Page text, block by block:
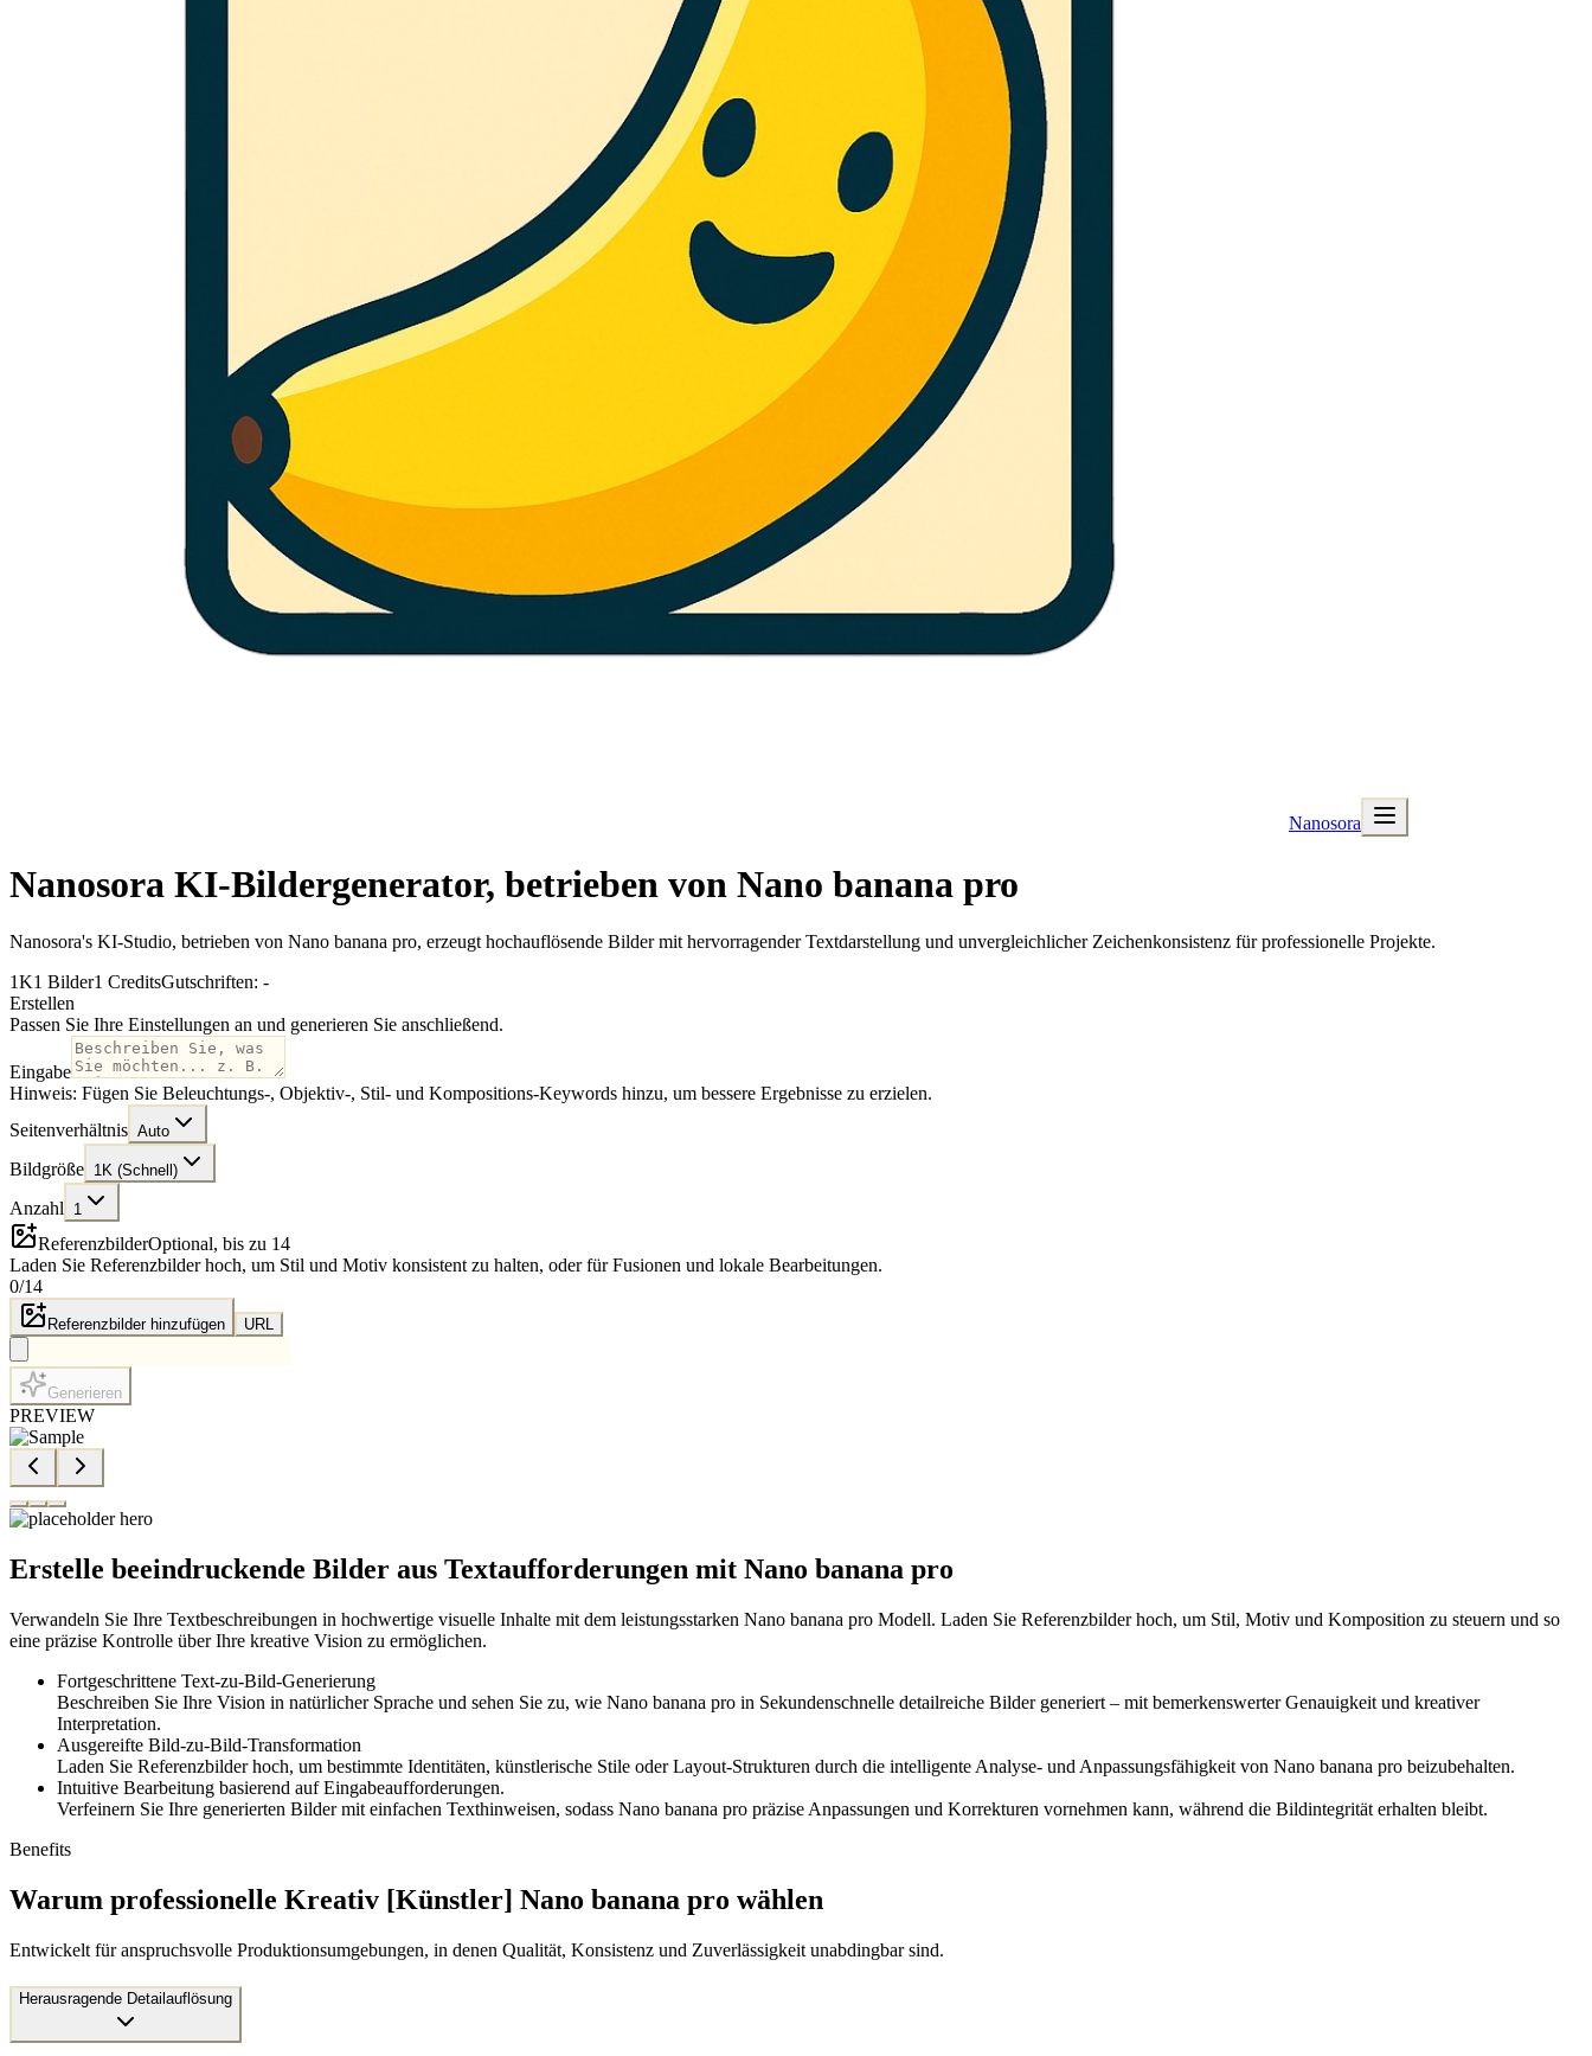
Nanosora
Nanosora KI-Bildergenerator, betrieben von Nano banana pro
Nanosora's KI-Studio, betrieben von Nano banana pro, erzeugt hochauflösende Bilder mit hervorragender Textdarstellung und unvergleichlicher Zeichenkonsistenz für professionelle Projekte.
1K1 Bilder1 CreditsGutschriften: -
Erstellen
Passen Sie Ihre Einstellungen an und generieren Sie anschließend.
Eingabe
Hinweis: Fügen Sie Beleuchtungs-, Objektiv-, Stil- und Kompositions-Keywords hinzu, um bessere Ergebnisse zu erzielen.
Seitenverhältnis Auto
Bildgröße 1K (Schnell)
Anzahl 1
ReferenzbilderOptional, bis zu 14
Laden Sie Referenzbilder hoch, um Stil und Motiv konsistent zu halten, oder für Fusionen und lokale Bearbeitungen.
0/14
Referenzbilder hinzufügen URL
Generieren
PREVIEW
Erstelle beeindruckende Bilder aus Textaufforderungen mit Nano banana pro
Verwandeln Sie Ihre Textbeschreibungen in hochwertige visuelle Inhalte mit dem leistungsstarken Nano banana pro Modell. Laden Sie Referenzbilder hoch, um Stil, Motiv und Komposition zu steuern und so
eine präzise Kontrolle über Ihre kreative Vision zu ermöglichen.
Fortgeschrittene Text-zu-Bild-Generierung
Beschreiben Sie Ihre Vision in natürlicher Sprache und sehen Sie zu, wie Nano banana pro in Sekundenschnelle detailreiche Bilder generiert – mit bemerkenswerter Genauigkeit und kreativer
Interpretation.
Ausgereifte Bild-zu-Bild-Transformation
Laden Sie Referenzbilder hoch, um bestimmte Identitäten, künstlerische Stile oder Layout-Strukturen durch die intelligente Analyse- und Anpassungsfähigkeit von Nano banana pro beizubehalten.
Intuitive Bearbeitung basierend auf Eingabeaufforderungen.
Verfeinern Sie Ihre generierten Bilder mit einfachen Texthinweisen, sodass Nano banana pro präzise Anpassungen und Korrekturen vornehmen kann, während die Bildintegrität erhalten bleibt.
Benefits
Warum professionelle Kreativ [Künstler] Nano banana pro wählen
Entwickelt für anspruchsvolle Produktionsumgebungen, in denen Qualität, Konsistenz und Zuverlässigkeit unabdingbar sind.
Herausragende Detailauflösung